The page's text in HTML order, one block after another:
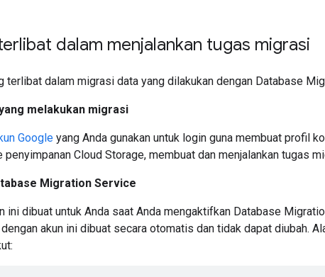
dalam menjalankan tugas migrasi
terlibat dalam migrasi data yang dilakukan dengan Database
melakukan migrasi
Google yang Anda gunakan untuk login guna membuat profil
penyimpanan Cloud Storage, membuat dan menjalankan tugas
Migration Service
ini dibuat untuk Anda saat Anda mengaktifkan Database
akun ini dibuat secara otomatis dan tidak dapat diubah.